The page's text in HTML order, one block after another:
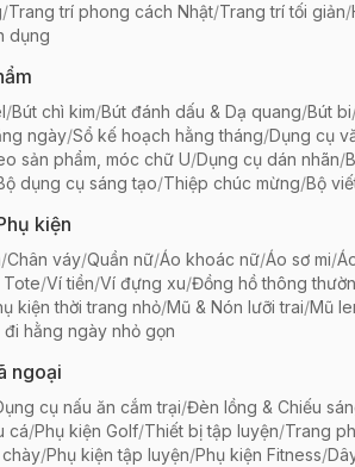
/Trang trí phong cách Nhật/Trang trí tối giản/
dụng
/Bút chì kim/Bút đánh dấu & Dạ quang/Bút bi
ngày/Sổ kế hoạch hằng tháng/Dụng cụ
sản phẩm, móc chữ U/Dụng cụ dán nhãn/
dụng cụ sáng tạo/Thiệp chúc mừng/Bộ
kiện
/Chân váy/Quần nữ/Áo khoác nữ/Áo sơ mi/
Tote/Ví tiền/Ví đựng xu/Đồng hồ thông
kiện thời trang nhỏ/Mũ & Nón lưỡi trai/Mũ
hằng ngày nhỏ gọn
ngoại
cụ nấu ăn cắm trại/Đèn lồng & Chiếu
cá/Phụ kiện Golf/Thiết bị tập luyện/Trang
/Phụ kiện tập luyện/Phụ kiện Fitness/